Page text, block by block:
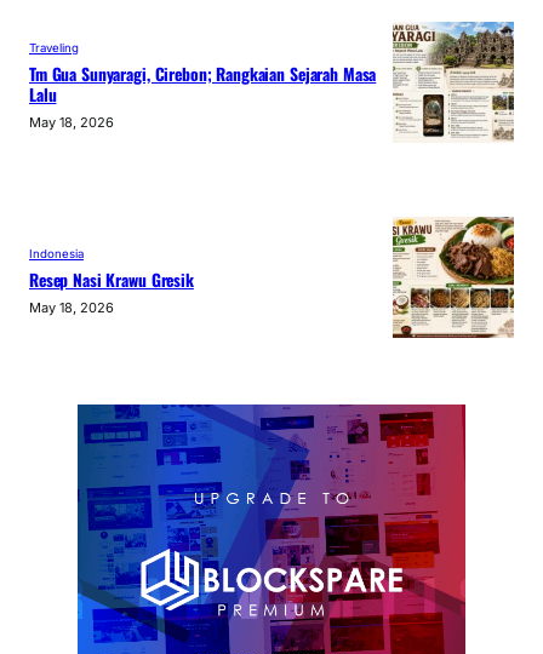
Traveling
Tm Gua Sunyaragi, Cirebon; Rangkaian Sejarah Masa
Lalu
May 18, 2026
Indonesia
Resep Nasi Krawu Gresik
May 18, 2026